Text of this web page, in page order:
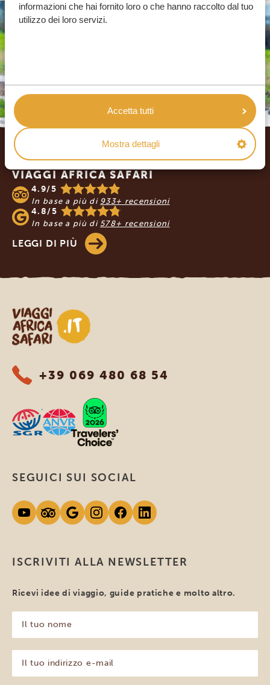
informazioni che hai fornito loro o che hanno raccolto dal tuo
utilizzo dei loro servizi.
Accetta tutti
Mostra dettagli
Footer
I NOSTRI CLIENTI RACCOMANDANO
VIAGGI AFRICA SAFARI
4.9/5
In base a più di 933+ recensioni
4.8/5
In base a più di 578+ recensioni
LEGGI DI PIÙ
Viaggi Africa Safari
+39 069 480 68 54
ISCRIVITI ALLA NEWSLETTER
Ricevi idee di viaggio, guide pratiche e molto altro.
tuo
nome
(Obbligatorio)
tuo
indirizzo
SEGUICI SUI SOCIAL